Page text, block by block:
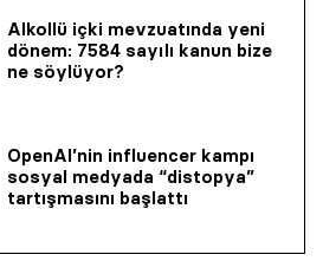
Alkollü içki mevzuatında yeni
dönem: 7584 sayılı kanun bize
ne söylüyor?
OpenAI’nin influencer kampı
sosyal medyada “distopya”
tartışmasını başlattı